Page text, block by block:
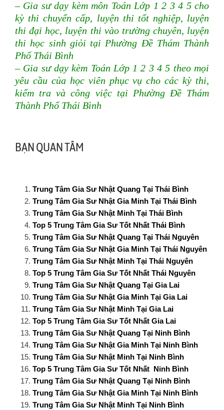
– Gia sư dạy kèm môn Toán Lớp 1 2 3 4 5 cho
kỳ thi chuyển cấp, luyện thi tốt nghiệp, luyện
thi đại học, luyện thi vào trường chuyên, luyện
thi học sinh giỏi tại Phường Đề Thám Thành
Phố Thái Bình
– Gia sư dạy kèm Toán Lớp 1 2 3 4 5 theo mọi
yêu cầu của học viên phục vụ cho các kỳ thi,
kiểm tra và công việc tại Phường Đề Thám
Thành Phố Thái Bình
BẠN QUAN TÂM
Trung Tâm Gia Sư Nhật Quang Tại Thái Bình
Trung Tâm Gia Sư Nhật Gia Minh Tại Thái Bình
Trung Tâm Gia Sư Nhật Minh Tại Thái Bình
Top 5 Trung Tâm Gia Sư Tốt Nhất Thái Bình
Trung Tâm Gia Sư Nhật Quang Tại Thái Nguyên
Trung Tâm Gia Sư Nhật Gia Minh Tại Thái Nguyên
Trung Tâm Gia Sư Nhật Minh Tại Thái Nguyên
Top 5 Trung Tâm Gia Sư Tốt Nhất Thái Nguyên
Trung Tâm Gia Sư Nhật Quang Tại Gia Lai
Trung Tâm Gia Sư Nhật Gia Minh Tại Gia Lai
Trung Tâm Gia Sư Nhật Minh Tại Gia Lai
Top 5 Trung Tâm Gia Sư Tốt Nhất Gia Lai
Trung Tâm Gia Sư Nhật Quang Tại Ninh Bình
Trung Tâm Gia Sư Nhật Gia Minh Tại Ninh Bình
Trung Tâm Gia Sư Nhật Minh Tại Ninh Bình
Top 5 Trung Tâm Gia Sư Tốt Nhất Ninh Bình
Trung Tâm Gia Sư Nhật Quang Tại Ninh Bình
Trung Tâm Gia Sư Nhật Gia Minh Tại Ninh Bình
Trung Tâm Gia Sư Nhật Minh Tại Ninh Bình